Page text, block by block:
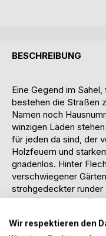
BESCHREIBUNG
Eine Gegend im
bestehen die Straßen
Namen noch
winzigen Läden
für jeden da sind, der
Holzfeuern und
gnadenlos. Hinter
verschwiegener
strohgedeckter runder
dass sie an einem
Eukalyptusbäume
Nächten hört man das
Wir respektieren den